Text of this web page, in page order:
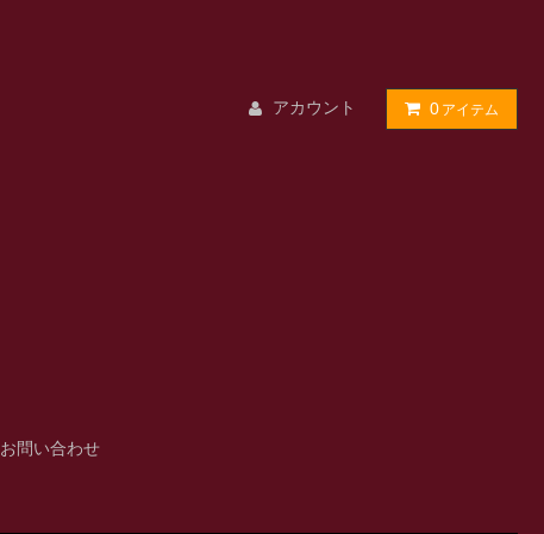
アカウント 0 アイテム
お問い合わせ